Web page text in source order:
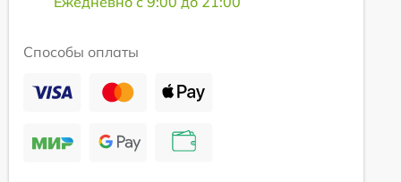
Способы оплаты